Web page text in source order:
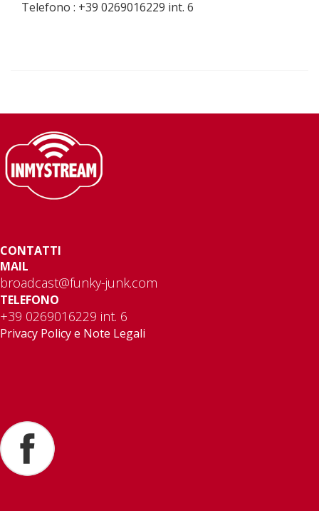
Telefono : +39 0269016229 int. 6
CONTATTI
MAIL
broadcast@funky-junk.com
TELEFONO
+39 0269016229 int. 6
Privacy Policy e Note Legali